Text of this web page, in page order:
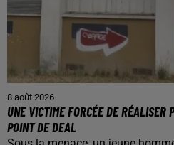
8 août 2026
UNE VICTIME FORCÉE DE RÉALISER
POINT DE DEAL